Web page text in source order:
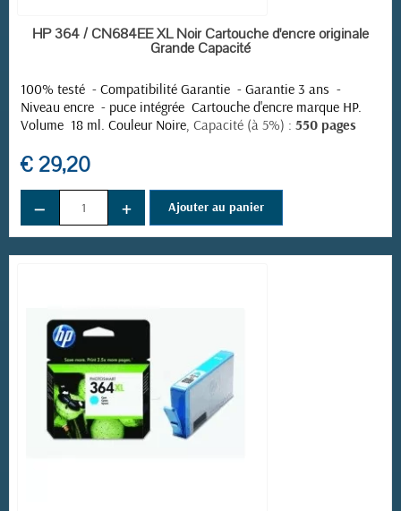
EN STOCK
HP 364 / CN684EE XL Noir Cartouche d'encre originale
Grande Capacité
100% testé - Compatibilité Garantie - Garantie 3 ans -
Niveau encre - puce intégrée Cartouche d'encre marque HP.
Volume 18 ml. Couleur Noire, Capacité (à 5%) : 550 pages
€ 29,20
− + Ajouter au panier